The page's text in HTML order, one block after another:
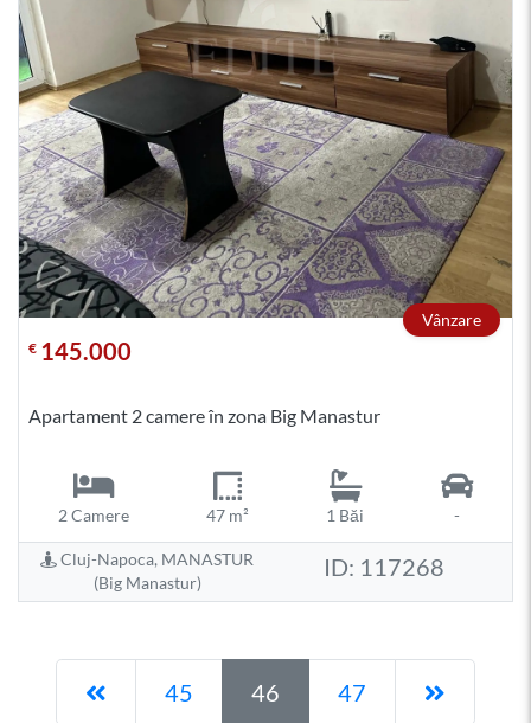
Vânzare
€ 145.000
Apartament 2 camere în zona Big Manastur
2 Camere 47 m² 1 Băi -
Cluj-Napoca, MANASTUR
(Big Manastur)
ID: 117268
Pagina anterioară
45 46 47